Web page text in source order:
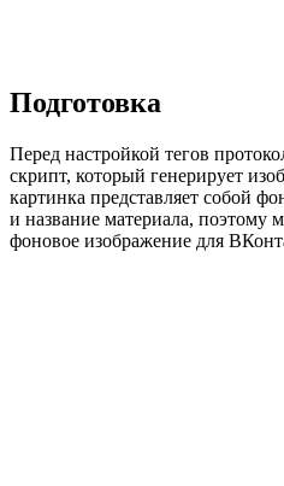
Подготовка
Перед настройкой тегов
скрипт, который генерирует
картинка представляет собой
и название материала, поэтому
фоновое изображение для